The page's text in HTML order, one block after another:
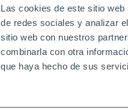
Las cookies de este sitio
de redes sociales y analizar
sitio web con nuestros
combinarla con otra
que haya hecho de sus